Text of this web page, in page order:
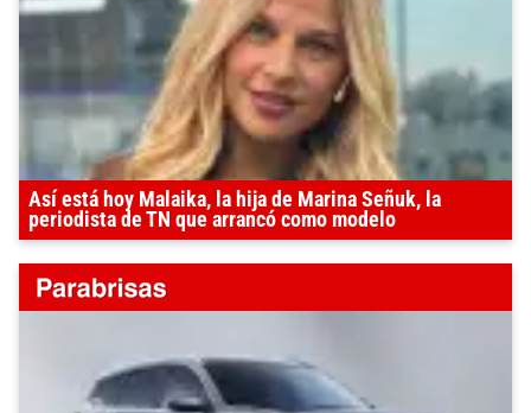
Así está hoy Malaika, la hija de Marina Señuk, la
periodista de TN que arrancó como modelo